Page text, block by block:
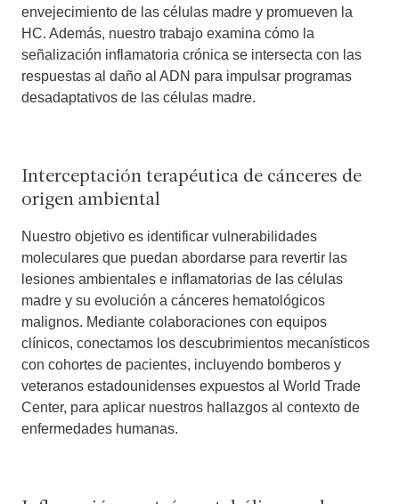
envejecimiento de las células madre y promueven la
HC. Además, nuestro trabajo examina cómo la
señalización inflamatoria crónica se intersecta con las
respuestas al daño al ADN para impulsar programas
desadaptativos de las células madre.
Interceptación terapéutica de cánceres de
origen ambiental
Nuestro objetivo es identificar vulnerabilidades
moleculares que puedan abordarse para revertir las
lesiones ambientales e inflamatorias de las células
madre y su evolución a cánceres hematológicos
malignos. Mediante colaboraciones con equipos
clínicos, conectamos los descubrimientos mecanísticos
con cohortes de pacientes, incluyendo bomberos y
veteranos estadounidenses expuestos al World Trade
Center, para aplicar nuestros hallazgos al contexto de
enfermedades humanas.